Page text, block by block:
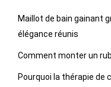
Maillot de bain gainant
élégance réunis
Comment monter un
Pourquoi la thérapie de